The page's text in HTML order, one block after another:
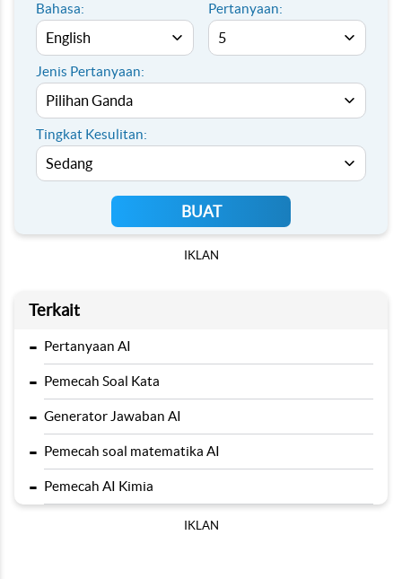
Bahasa: Pertanyaan:
Jenis Pertanyaan:
Tingkat Kesulitan:
BUAT
IKLAN
Terkait
- Pertanyaan AI
- Pemecah Soal Kata
- Generator Jawaban AI
- Pemecah soal matematika AI
- Pemecah AI Kimia
IKLAN